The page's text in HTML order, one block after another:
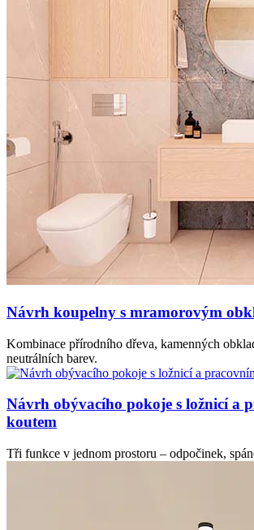
Návrh koupelny s mramorovým
Kombinace přírodního dřeva, kamenných
neutrálních barev.
Návrh obývacího pokoje s ložnicí a
koutem
Tři funkce v jednom prostoru – odpočinek,